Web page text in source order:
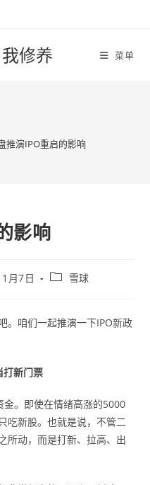
修养 菜单
推演IPO重启的影响
影响
月7日
Post雪球
。咱们一起推演一下IPO新政
打新门票
金。即使在情绪高涨的5000
吃新股。也就是说，不管二
所动，而是打新、拉高、出